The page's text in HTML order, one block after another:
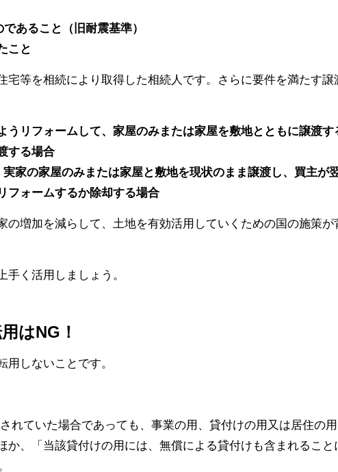
あること（旧耐震基準）
こと
宅等を相続により取得した相続人です。さらに要件を満たす譲
うリフォームして、家屋のみまたは家屋を敷地とともに譲渡す
する場合
家の家屋のみまたは家屋と敷地を現状のまま譲渡し、買主が
フォームするか除却する場合
増加を減らして、土地を有効活用していくための国の施策が
く活用しましょう。
はNG！
しないことです。
れていた場合であっても、事業の用、貸付けの用又は居住の
か、「当該貸付けの用には、無償による貸付けも含まれること